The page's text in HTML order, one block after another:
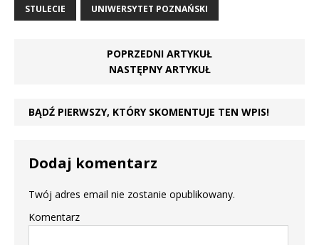
STULECIE UNIWERSYTET POZNAŃSKI
POPRZEDNI ARTYKUŁ
NASTĘPNY ARTYKUŁ
BĄDŹ PIERWSZY, KTÓRY SKOMENTUJE TEN WPIS!
Dodaj komentarz
Twój adres email nie zostanie opublikowany.
Komentarz